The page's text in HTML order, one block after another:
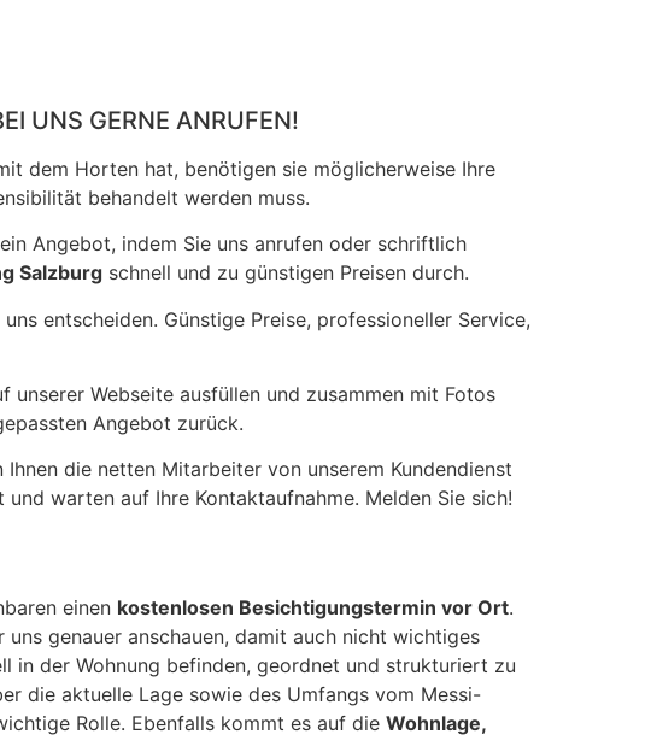
UNS GERNE ANRUFEN!
dem Horten hat, benötigen sie möglicherweise Ihre
behandelt werden muss.
Angebot, indem Sie uns anrufen oder schriftlich
Salzburg schnell und zu günstigen Preisen durch.
uns entscheiden. Günstige Preise, professioneller Service,
unserer Webseite ausfüllen und zusammen mit Fotos
Angebot zurück.
Ihnen die netten Mitarbeiter von unserem Kundendienst
warten auf Ihre Kontaktaufnahme. Melden Sie sich!
einen kostenlosen Besichtigungstermin vor Ort.
genauer anschauen, damit auch nicht wichtiges
in der Wohnung befinden, geordnet und strukturiert zu
die aktuelle Lage sowie des Umfangs vom Messi-
Rolle. Ebenfalls kommt es auf die Wohnlage,